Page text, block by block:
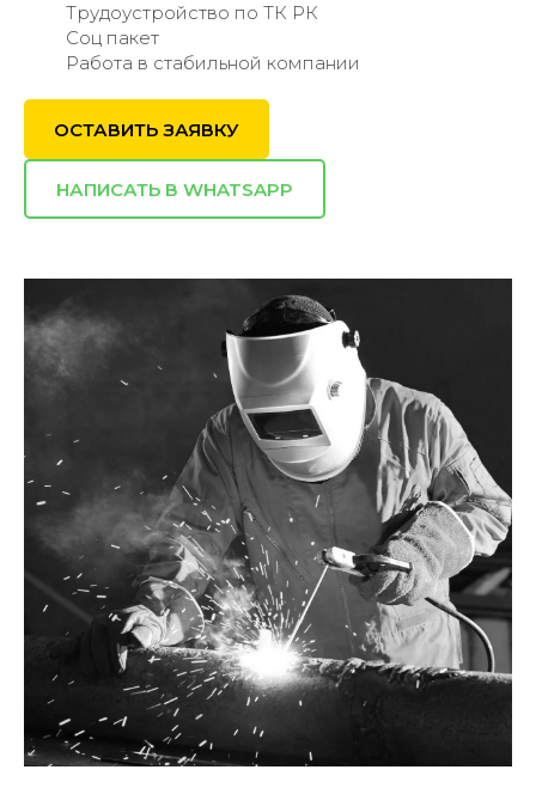
Трудоустройство по ТК РК
Соц пакет
Работа в стабильной компании
ОСТАВИТЬ ЗАЯВКУ
НАПИСАТЬ В WHATSAPP